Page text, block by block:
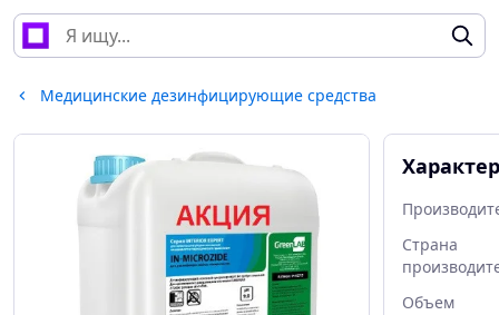
Медицинские дезинфицирующие средства
Страна
Объем